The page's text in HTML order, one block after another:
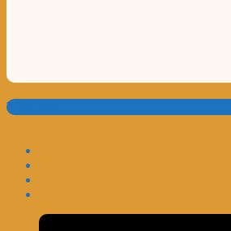
Translate: